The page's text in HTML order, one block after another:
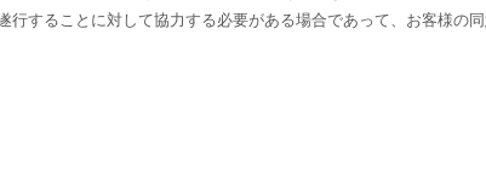
することに対して協力する必要がある場合であって、お客様の